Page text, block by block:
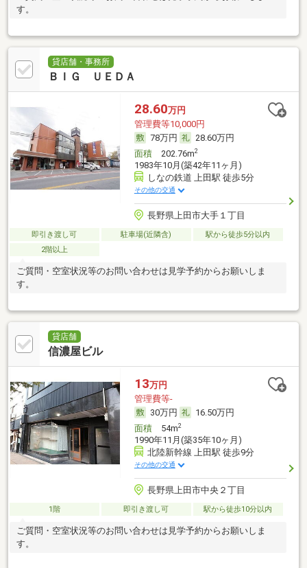
す。
貸店舗・事務所
ＢＩＧ ＵＥＤＡ
28.60万円
管理費等10,000円
78万円
28.60万円
面積202.76m2
1983年10月(築42年11ヶ月)
しなの鉄道 上田駅 徒歩5分
その他の交通
長野県上田市大手１丁目
即引き渡し可 駐車場(近隣含)
駅から徒歩5分以内
2階以上
ご質問・空室状況等のお問い合わせは見学予約からお願いしま
す。
貸店舗
信濃屋ビル
13万円
管理費等-
30万円
16.50万円
面積54m2
1990年11月(築35年10ヶ月)
北陸新幹線 上田駅 徒歩9分
その他の交通
長野県上田市中央２丁目
1階 即引き渡し可 駅から徒歩10分以内
ご質問・空室状況等のお問い合わせは見学予約からお願いしま
す。